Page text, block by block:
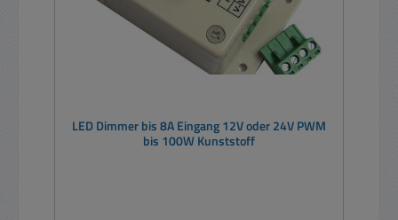
LED Dimmer bis 8A Eingang 12V oder 24V PWM
bis 100W Kunststoff